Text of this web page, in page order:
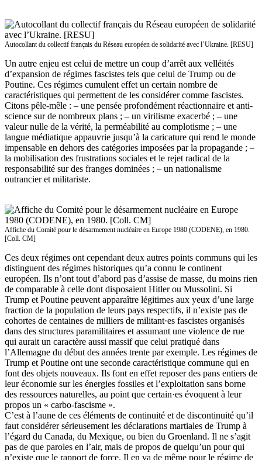
Autocollant du collectif français du Réseau européen de solidarité avec l’Ukraine. [RESU]
Un autre enjeu est celui de mettre un coup d’arrêt aux velléités
d’expansion de régimes fascistes tels que celui de Trump ou de
Poutine. Ces régimes cumulent effet un certain nombre de
caractéristiques qui permettent de les considérer comme fascistes.
Citons pêle-mêle : – une pensée profondément réactionnaire et anti-
science sur de nombreux plans ; – un virilisme exacerbé ; – une
valeur nulle de la vérité, la perméabilité au complotisme ; – une
langue médiatique appauvrie jusqu’à la caricature qui rend le monde
impensable en dehors des catégories imposées par la propagande ; –
la mobilisation des frustrations sociales et le rejet radical de la
responsabilité sur des franges dominées ; – un nationalisme
outrancier et militariste.
Affiche du Comité pour le désarmement nucléaire en Europe 1980 (CODENE), en 1980.
[Coll. CM]
Ces deux régimes ont cependant deux autres points communs qui les
distinguent des régimes historiques qu’a connu le continent
européen. Ils n’ont tout d’abord pas d’assise de masse, du moins rien
de comparable à celle dont disposaient Hitler ou Mussolini. Si
Trump et Poutine peuvent apparaître légitimes aux yeux d’une large
fraction de la population de leurs pays respectifs, il n’existe pas de
cohortes de centaines de milliers de militant·es fascistes organisés
dans des structures paramilitaires et assumant une violence de rue
qui aurait un caractère aussi massif que celui pratiqué dans
l’Allemagne du début des années trente par exemple. Les régimes de
Trump et Poutine ont une seconde caractéristique commune qui en
font des objets nouveaux. Ils font en effet reposer des pans entiers de
leur économie sur les énergies fossiles et l’exploitation sans borne
des ressources naturelles, au point que certain·es évoquent à leur
propos un « carbo-fascisme ».
C’est à l’aune de ces éléments de continuité et de discontinuité qu’il
faut considérer sérieusement les déclarations martiales de Trump à
l’égard du Canada, du Mexique, ou bien du Groenland. Il ne s’agit
pas de que paroles en l’air, mais de propos de quelqu’un pour qui
n’existe que le rapport de force. Il en va de même pour le régime de